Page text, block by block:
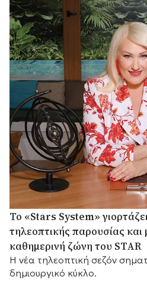
Το «Stars System»
τηλεοπτικής παρουσίας και
καθημερινή ζώνη του STAR
Η νέα τηλεοπτική σεζόν
δημιουργικό κύκλο.